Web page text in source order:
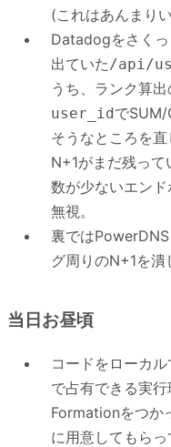
(これはあんまり
Datadogをさく
出ていた/api/
うち、ランク算出
user_idでSUM/
そうなところを直
N+1がまだ残って
数が少ないエン
無視。
裏では
グ周りのN+1を
当日お昼頃
コードをローカ
で占有できる実
Formationをつか
に用意してもら